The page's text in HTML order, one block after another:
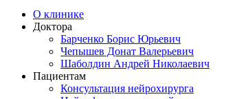
О клинике
Доктора
Барченко Борис Юрьевич
Чепышев Донат Валерьевич
Шаболдин Андрей Николаевич
Пациентам
Консультация нейрохирурга